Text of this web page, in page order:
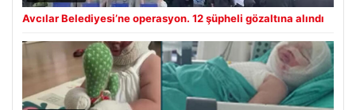
Avcılar Belediyesi’ne operasyon. 12 şüpheli gözaltına alındı